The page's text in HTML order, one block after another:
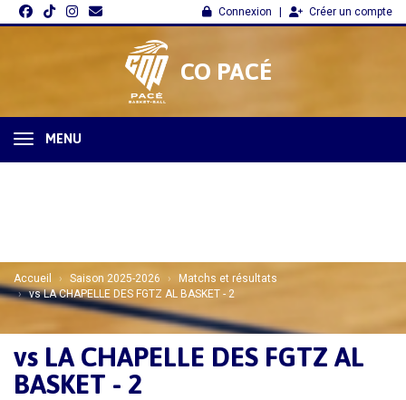
Connexion Créer un compte
CO PACÉ
MENU
Accueil Saison 2025-2026
Matchs et résultats
vs LA CHAPELLE DES FGTZ AL BASKET - 2
vs LA CHAPELLE DES FGTZ AL
BASKET - 2
Panneau de gestion des cookies